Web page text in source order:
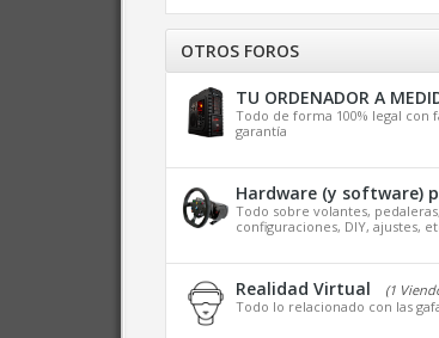
OTROS FOROS
TU ORDENADOR A
Todo de forma 100% legal con
garantía
Hardware (y software)
Todo sobre volantes,
configuraciones, DIY, ajustes,
Realidad Virtual
(1
Todo lo relacionado con las